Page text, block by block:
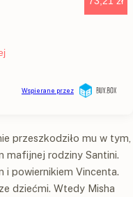
przeszkodziło mu w tym,
mafijnej rodziny Santini.
i powiernikiem Vincenta.
dziećmi. Wtedy Misha